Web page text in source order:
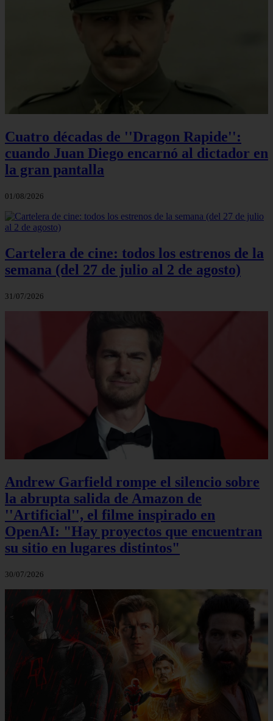
Cuatro décadas de ''Dragon Rapide'':
cuando Juan Diego encarnó al dictador en
la gran pantalla
01/08/2026
Cartelera de cine: todos los estrenos de la
semana (del 27 de julio al 2 de agosto)
31/07/2026
Andrew Garfield rompe el silencio sobre
la abrupta salida de Amazon de
''Artificial'', el filme inspirado en
OpenAI: "Hay proyectos que encuentran
su sitio en lugares distintos"
30/07/2026